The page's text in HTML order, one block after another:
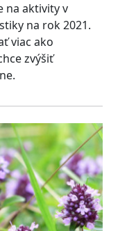
na aktivity v
na rok 2021.
viac ako
zvýšiť